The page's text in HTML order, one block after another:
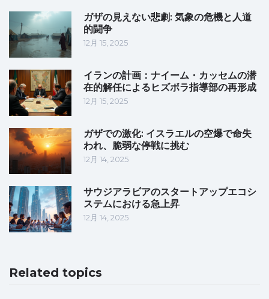
ガザの見えない悲劇: 気象の危機と人道
的闘争
12月 15, 2025
イランの計画：ナイーム・カッセムの潜
在的解任によるヒズボラ指導部の再形成
12月 15, 2025
ガザでの激化: イスラエルの空爆で命失
われ、脆弱な停戦に挑む
12月 14, 2025
サウジアラビアのスタートアップエコシ
ステムにおける急上昇
12月 14, 2025
Related topics